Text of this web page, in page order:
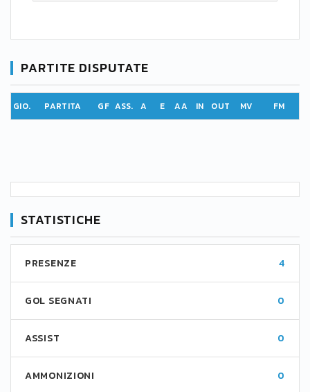
PARTITE DISPUTATE
GIO. PARTITA GF ASS. A E AA IN OUT MV FM
STATISTICHE
PRESENZE 4
GOL SEGNATI 0
ASSIST 0
AMMONIZIONI 0